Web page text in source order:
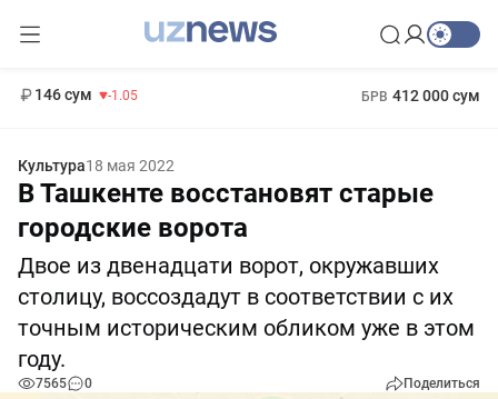
146 сум -1.05 БРВ 412 000 сум
Культура18 мая 2022
В Ташкенте восстановят старые
городские ворота
Двое из двенадцати ворот, окружавших
столицу, воссоздадут в соответствии с их
точным историческим обликом уже в этом
году.
7565 0 Поделиться